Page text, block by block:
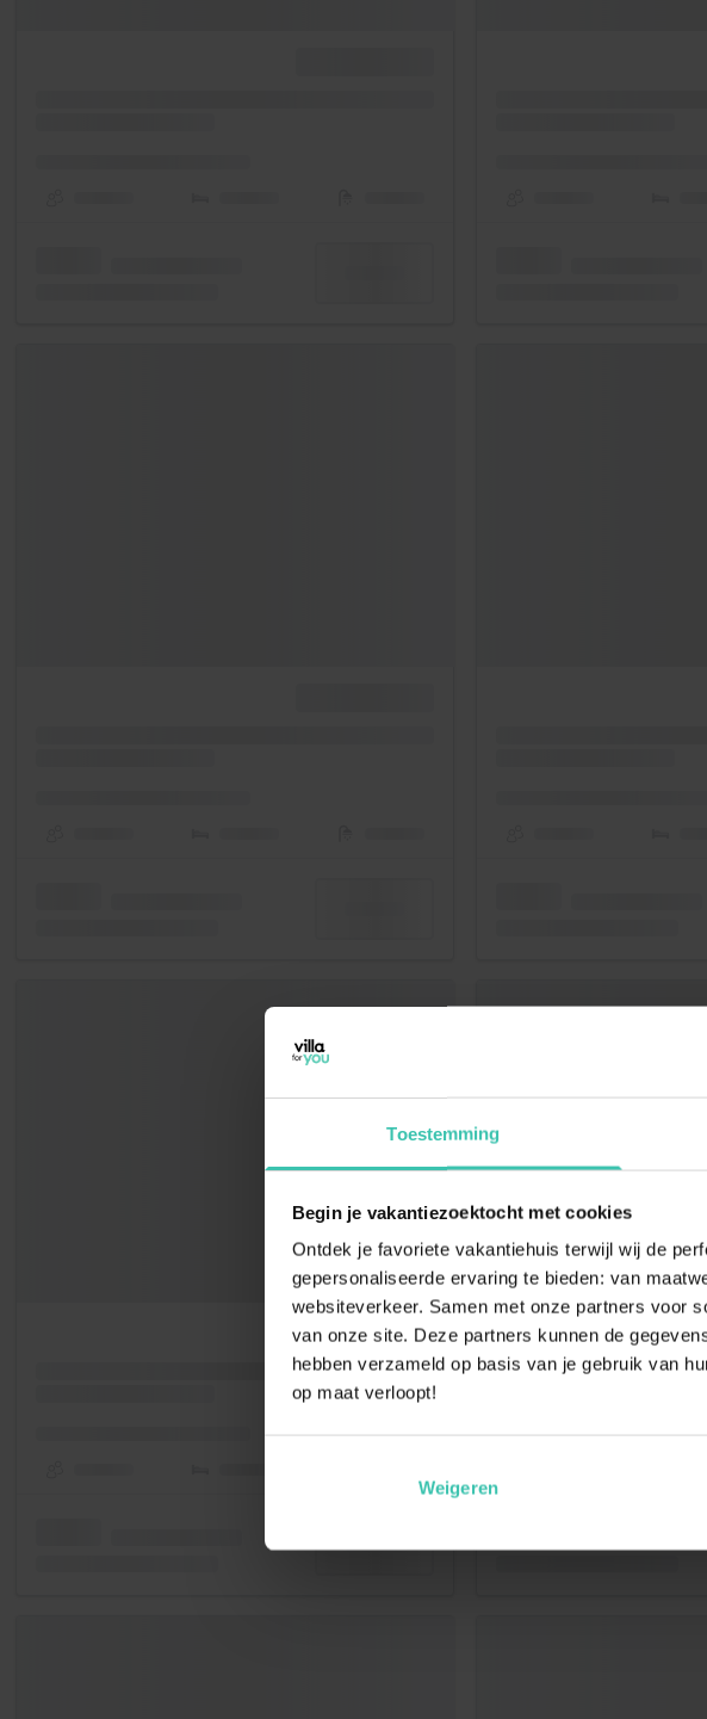
Toestemming
Begin je vakantiezoektocht met cookies
Ontdek je favoriete vakantiehuis terwijl wij de
gepersonaliseerde ervaring te bieden: van
websiteverkeer. Samen met onze partners voor
van onze site. Deze partners kunnen de
hebben verzameld op basis van je gebruik van
op maat verloopt!
Weigeren